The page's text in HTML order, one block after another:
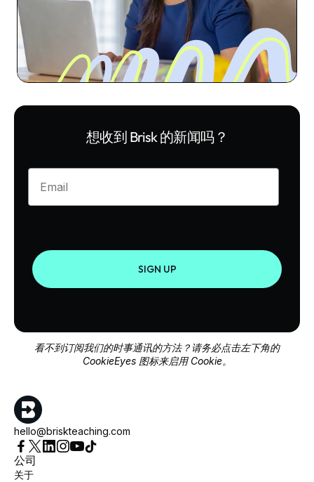
想收到 Brisk 的新闻吗？
Enter your email
SIGN UP
看不到订阅我们的时事通讯的方法？请务必点击左下角的
CookieEyes 图标来启用 Cookie。
hello@briskteaching.com
公司
关于